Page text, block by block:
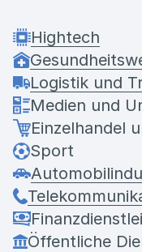
Hightech
Logistik und
Medien und
Einzelhandel
Sport
Öffentliche